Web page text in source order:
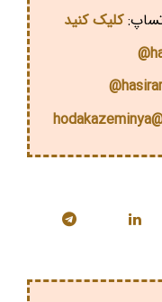
کلیک کنید